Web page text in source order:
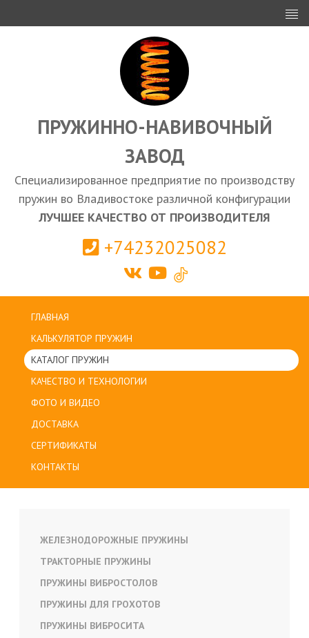
ИНВЕСТОРАМ
ПРОЕКТИРОВАНИЕ
ЭКСПОРТ
ЗАКУПКИ
КАЛЬКУЛЯТОР ПРУЖИН
Владивосток
ПРУЖИННО-НАВИВОЧНЫЙ
ЗАВОД
Специализированное предприятие по производству
пружин во Владивостоке различной конфигурации
ЛУЧШЕЕ КАЧЕСТВО ОТ ПРОИЗВОДИТЕЛЯ
+74232025082
ГЛАВНАЯ
КАЛЬКУЛЯТОР ПРУЖИН
КАТАЛОГ ПРУЖИН
КАЧЕСТВО И ТЕХНОЛОГИИ
ФОТО И ВИДЕО
ДОСТАВКА
СЕРТИФИКАТЫ
КОНТАКТЫ
ЖЕЛЕЗНОДОРОЖНЫЕ ПРУЖИНЫ
ТРАКТОРНЫЕ ПРУЖИНЫ
ПРУЖИНЫ ВИБРОСТОЛОВ
ПРУЖИНЫ ДЛЯ ГРОХОТОВ
ПРУЖИНЫ ВИБРОСИТА